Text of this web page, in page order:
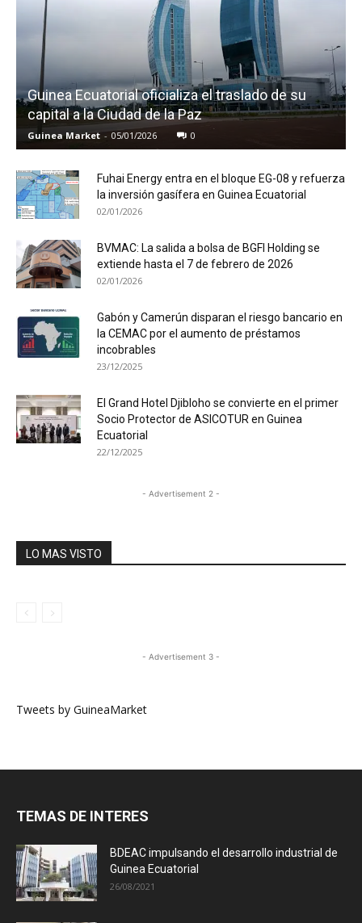
Guinea Ecuatorial oficializa el traslado de su
capital a la Ciudad de la Paz
Guinea Market - 05/01/2026 0
Fuhai Energy entra en el bloque EG-08 y refuerza
la inversión gasífera en Guinea Ecuatorial
02/01/2026
BVMAC: La salida a bolsa de BGFI Holding se
extiende hasta el 7 de febrero de 2026
02/01/2026
Gabón y Camerún disparan el riesgo bancario en
la CEMAC por el aumento de préstamos
incobrables
23/12/2025
El Grand Hotel Djibloho se convierte en el primer
Socio Protector de ASICOTUR en Guinea
Ecuatorial
22/12/2025
- Advertisement 2 -
LO MAS VISTO
- Advertisement 3 -
Tweets by GuineaMarket
TEMAS DE INTERES
BDEAC impulsando el desarrollo industrial de
Guinea Ecuatorial
26/08/2021